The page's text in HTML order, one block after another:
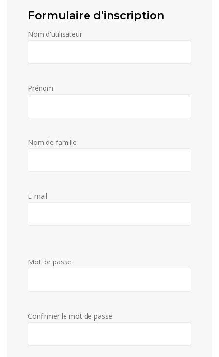
Formulaire d'inscription
Nom d'utilisateur
Prénom
Nom de famille
E-mail
Mot de passe
Confirmer le mot de passe